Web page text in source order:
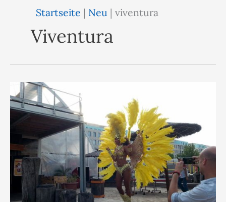
Startseite | Neu |viventura
Viventura